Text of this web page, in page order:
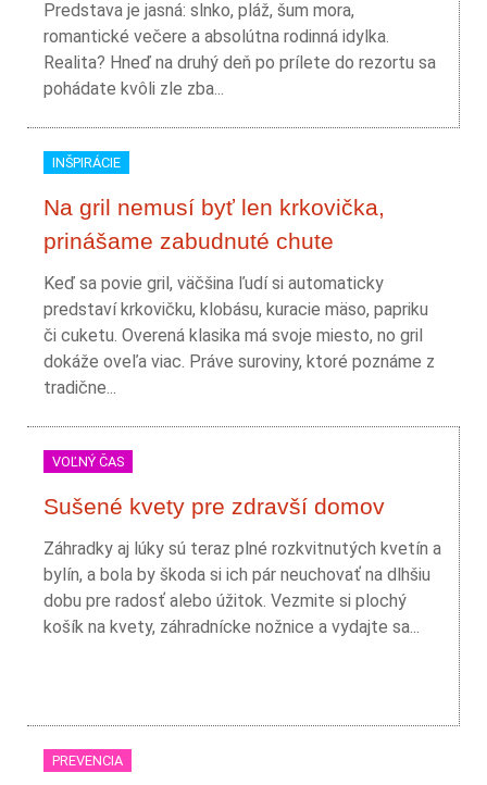
Predstava je jasná: slnko, pláž, šum mora,
romantické večere a absolútna rodinná idylka.
Realita? Hneď na druhý deň po prílete do rezortu sa
pohádate kvôli zle zba...
INŠPIRÁCIE
Na gril nemusí byť len krkovička,
prinášame zabudnuté chute
Keď sa povie gril, väčšina ľudí si automaticky
predstaví krkovičku, klobásu, kuracie mäso, papriku
či cuketu. Overená klasika má svoje miesto, no gril
dokáže oveľa viac. Práve suroviny, ktoré poznáme z
tradične...
VOĽNÝ ČAS
Sušené kvety pre zdravší domov
Záhradky aj lúky sú teraz plné rozkvitnutých kvetín a
bylín, a bola by škoda si ich pár neuchovať na dlhšiu
dobu pre radosť alebo úžitok. Vezmite si plochý
košík na kvety, záhradnícke nožnice a vydajte sa...
PREVENCIA